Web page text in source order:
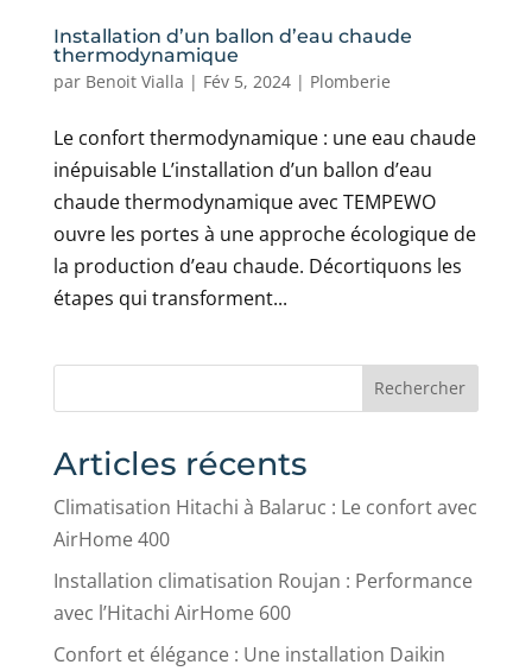
Installation d’un ballon d’eau chaude
thermodynamique
par Benoit Vialla | Fév 5, 2024| Plomberie
Le confort thermodynamique : une eau chaude
inépuisable L’installation d’un ballon d’eau
chaude thermodynamique avec TEMPEWO
ouvre les portes à une approche écologique de
la production d’eau chaude. Décortiquons les
étapes qui transforment...
Rechercher
Articles récents
Climatisation Hitachi à Balaruc : Le confort avec
AirHome 400
Installation climatisation Roujan : Performance
avec l’Hitachi AirHome 600
Confort et élégance : Une installation Daikin